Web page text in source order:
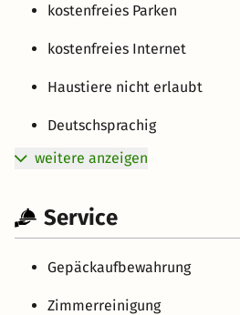
kostenfreies Parken
kostenfreies Internet
Haustiere nicht erlaubt
Deutschsprachig
weitere anzeigen
Service
Gepäckaufbewahrung
Zimmerreinigung